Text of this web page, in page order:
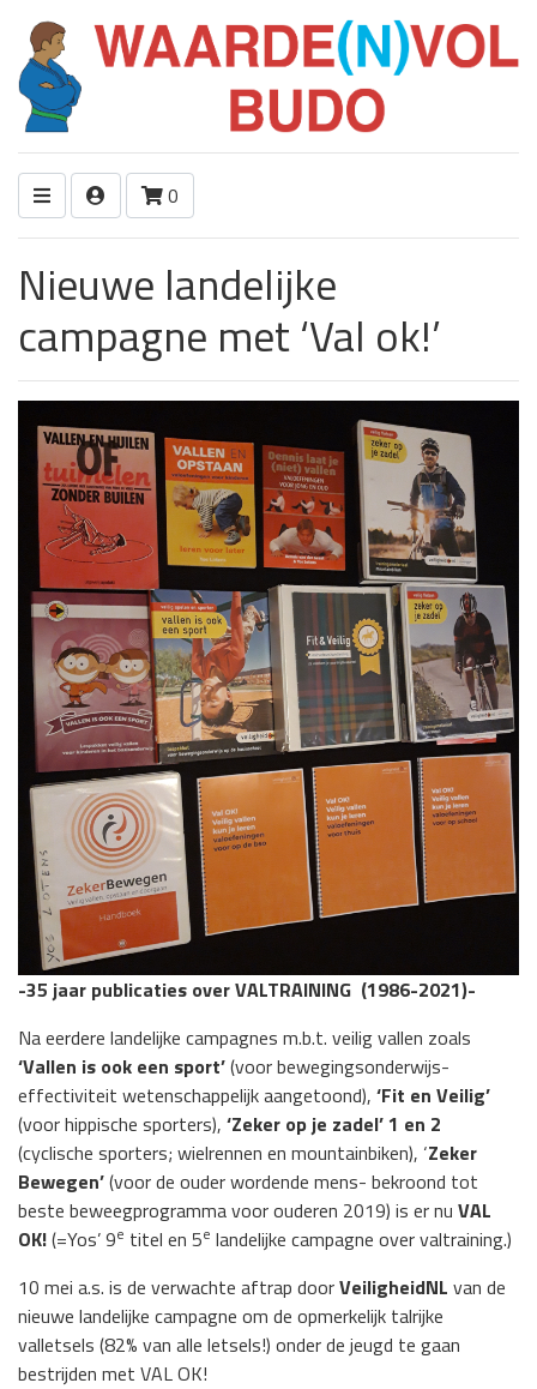
0
Nieuwe landelijke
campagne met ‘Val ok!’
-35 jaar publicaties over VALTRAINING (1986-2021)-
Na eerdere landelijke campagnes m.b.t. veilig vallen zoals
‘Vallen is ook een sport’(voor bewegingsonderwijs-
effectiviteit wetenschappelijk aangetoond), ‘Fit en Veilig’
(voor hippische sporters), ‘Zeker op je zadel’ 1 en 2
(cyclische sporters; wielrennen en mountainbiken), ‘Zeker
Bewegen’(voor de ouder wordende mens- bekroond tot
beste beweegprogramma voor ouderen 2019) is er nu VAL
OK!(=Yos’ 9e titel en 5e landelijke campagne over valtraining.)
10 mei a.s. is de verwachte aftrap doorVeiligheidNL van de
nieuwe landelijke campagne om de opmerkelijk talrijke
valletsels (82% van alle letsels!) onder de jeugd te gaan
bestrijden met VAL OK!